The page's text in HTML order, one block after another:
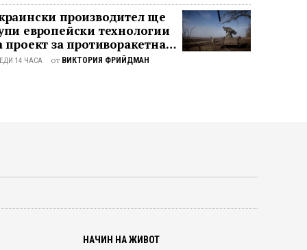
производител ще
европейски технологии
проект за противоракетна
14 ЧАСА от ВИКТОРИЯ ФРИЙДМАН
НАЧИН НА ЖИВОТ